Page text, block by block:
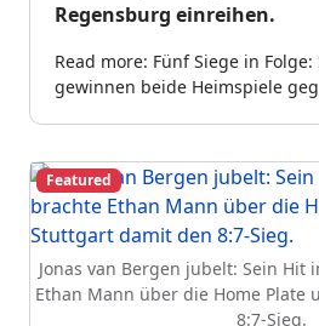
Regensburg einreihen.
Read more: Fünf Siege in
gewinnen beide Heimspiele
Jonas van Bergen jubelt: Sein
Ethan Mann über die Home Plate
8:7-Sieg.
Featured